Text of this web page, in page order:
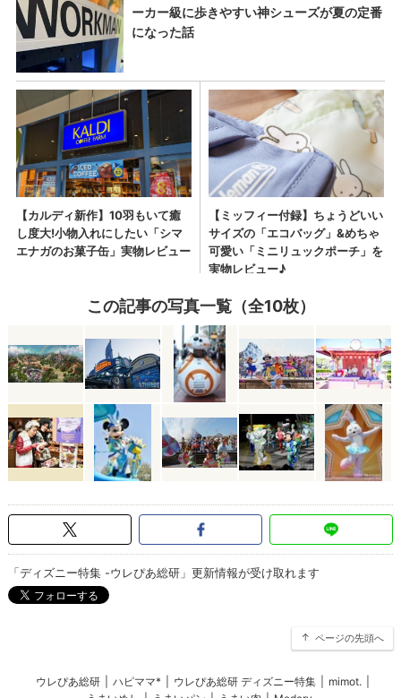
この記事の写真一覧（全10枚）
「ディズニー特集 -ウレぴあ総研」更新情報が受け取れます
ページの先頭へ
ウレぴあ総研 ハピママ* ウレぴあ総研 ディズニー特集 mimot.